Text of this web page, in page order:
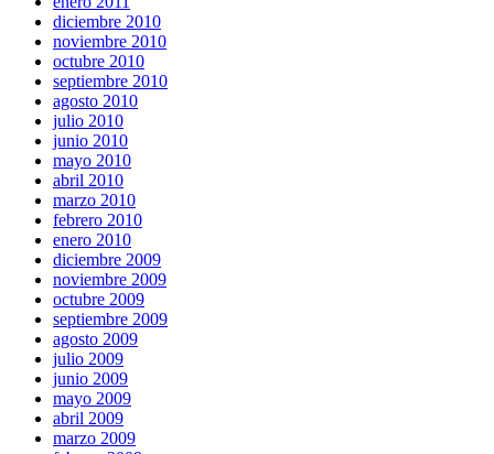
diciembre 2010
noviembre 2010
octubre 2010
septiembre 2010
agosto 2010
julio 2010
junio 2010
mayo 2010
abril 2010
marzo 2010
febrero 2010
enero 2010
diciembre 2009
noviembre 2009
octubre 2009
septiembre 2009
agosto 2009
julio 2009
junio 2009
mayo 2009
abril 2009
marzo 2009